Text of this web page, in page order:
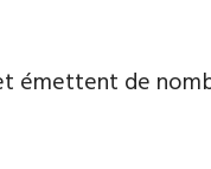
émettent de